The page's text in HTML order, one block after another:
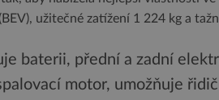
užitečné zatížení 1 224 kg a
baterii, přední a zadní
motor, umožňuje